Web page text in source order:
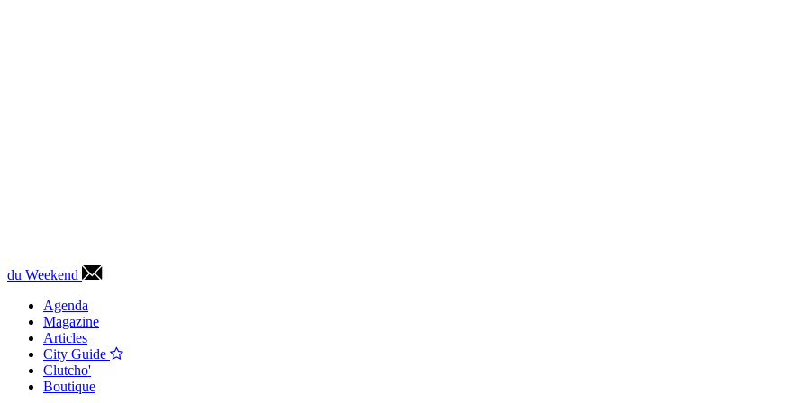
du Weekend
Agenda
Magazine
Articles
City Guide
Clutcho'
Boutique